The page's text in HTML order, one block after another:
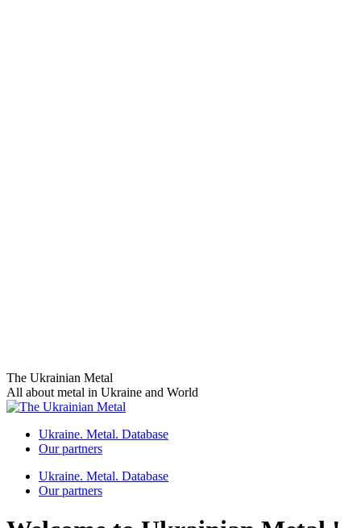
Skip
to
content
The Ukrainian Metal
All about metal in Ukraine and World
Ukraine. Metal. Database
Our partners
Ukraine. Metal. Database
Our partners